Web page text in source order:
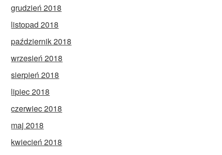
grudzień 2018
listopad 2018
październik 2018
wrzesień 2018
sierpień 2018
lipiec 2018
czerwiec 2018
maj 2018
kwiecień 2018